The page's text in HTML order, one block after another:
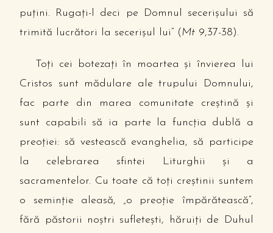
puţini. Rugaţi-l deci pe Domnul secerişului să
trimită lucrători la secerişul lui” (Mt 9,37-38).
Toţi cei botezaţi în moartea şi învierea lui
Cristos sunt mădulare ale trupului Domnului,
fac parte din marea comunitate creştină şi
sunt capabili să ia parte la funcţia dublă a
preoţiei: să vestească evanghelia, să participe
la celebrarea sfintei Liturghii şi a
sacramentelor. Cu toate că toţi creştinii suntem
o seminţie aleasă, „o preoţie împărătească”,
fără păstorii noştri sufleteşti, hăruiţi de Duhul